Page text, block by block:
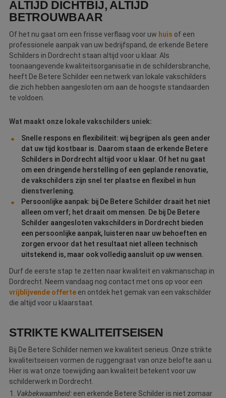
ALTIJD DICHTBIJ, ALTIJD
BETROUWBAAR
Of het nu gaat om een frisse verflaag voor uw huis of een
professionele aanpak van uw bedrijfspand, de erkende Betere
Schilders in Dordrecht staan altijd voor u klaar. Als
toonaangevende kwaliteitsorganisatie in de schildersbranche,
heeft De Betere Schilder een netwerk van lokale vakschilders
die zich hebben aangesloten om aan de hoogste standaarden
te voldoen.
Wat maakt onze lokale vakschilders uniek:
Snelle respons en flexibiliteit: wij begrijpen als geen ander
dat uw tijd kostbaar is. Daarom staan de erkende Betere
Schilders in Dordrecht altijd voor u klaar. Of het nu gaat
om een dringende herstelling of een geplande renovatie,
de vakschilders zijn snel ter plaatse en flexibel in hun
dienstverlening.
Persoonlijke aanpak: bij De Betere Schilder draait het niet
alleen om verf; het draait om mensen. De bij De Betere
Schilder aangesloten vakschilders in Dordrecht bieden
een persoonlijke aanpak, luisteren naar uw behoeften en
zorgen ervoor dat het resultaat niet alleen technisch
uitstekend is, maar ook volledig aansluit op uw wensen.
Durf de eerste stap te zetten naar kwaliteit en vakmanschap in
Dordrecht. Neem vandaag nog contact met ons op voor een
vrijblijvende offerte en ontdek het gemak van een vakschilder
die altijd voor u klaarstaat.
STRIKTE KWALITEITSEISEN
Bij De Betere Schilder nemen we kwaliteit serieus. Onze strikte
kwaliteitseisen vormen de ruggengraat van onze belofte aan u.
Hier is wat onze toewijding aan kwaliteit betekent voor uw
schilderwerk in Dordrecht.
Vakbekwaamheid: een erkende Betere Schilder is niet zomaar